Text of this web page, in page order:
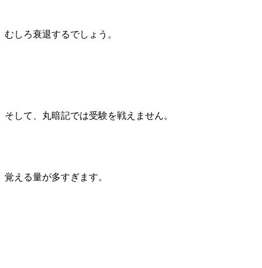
むしろ衰退するでしょう。
そして、丸暗記では受験を戦えません。
覚える量が多すぎます。